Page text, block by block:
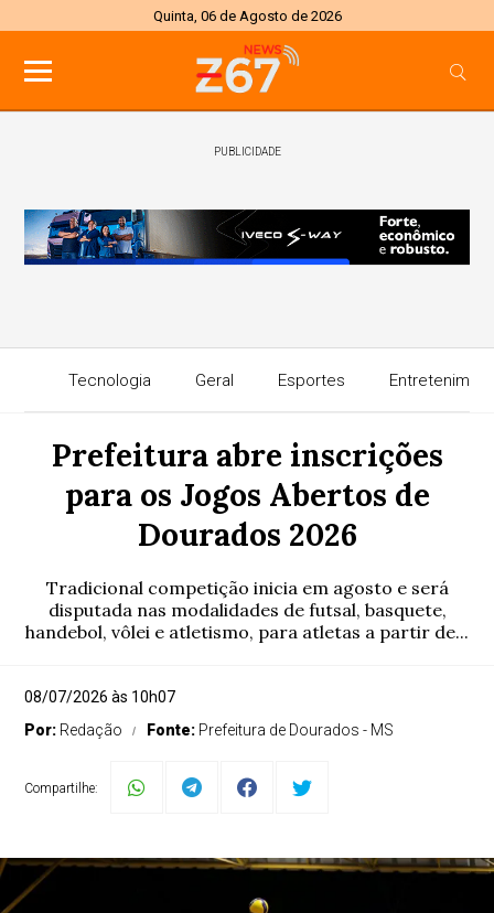
Quinta, 06 de Agosto de 2026
PUBLICIDADE
Tecnologia Geral Esportes
Prefeitura abre inscrições
para os Jogos Abertos de
Dourados 2026
Tradicional competição inicia em agosto e será
disputada nas modalidades de futsal, basquete,
handebol, vôlei e atletismo, para atletas a partir de...
08/07/2026 às 10h07
Por: Redação Fonte: Prefeitura de Dourados - MS
Compartilhe: